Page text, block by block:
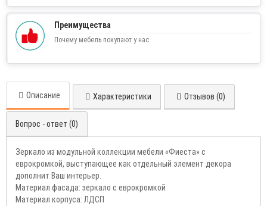
Преимущества
Почему мебель покупают у нас
Описание Характеристики Отзывов (0)
Вопрос - ответ (0)
Зеркало из модульной коллекции мебели «Фиеста» с
еврокромкой, выступающее как отдельный элемент декора
дополнит Ваш интерьер.
Материал фасада: зеркало с еврокромкой
Материал корпуса: ЛДСП